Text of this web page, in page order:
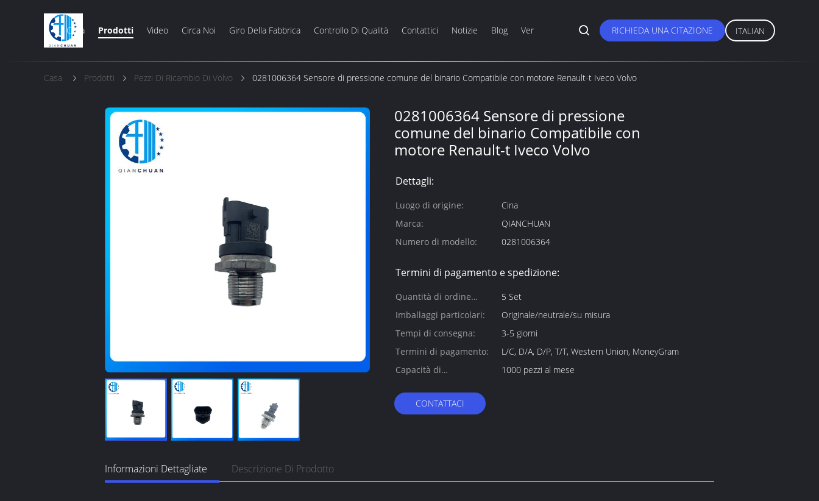
Casa Prodotti Video Circa Noi Giro Della Fabbrica Controllo Di Qualità Contattici Notizie Blog Ver RICHIEDA UNA CITAZIONE ITALIAN
Casa Prodotti Pezzi Di Ricambio Di Volvo 0281006364 Sensore di pressione comune del binario Compatibile con motore Renault-t Iveco Volvo
0281006364 Sensore di pressione
comune del binario Compatibile con
motore Renault-t Iveco Volvo
Dettagli:
Luogo di origine:
Cina
Marca:
QIANCHUAN
Numero di modello:
0281006364
Termini di pagamento e spedizione:
Quantità di ordine
minimo:
5 Set
Imballaggi particolari:
Originale/neutrale/su misura
Tempi di consegna:
3-5 giorni
Termini di pagamento:
L/C, D/A, D/P, T/T, Western Union, MoneyGram
Capacità di
1000 pezzi al mese
CONTATTACI
Informazioni Dettagliate Descrizione Di Prodotto